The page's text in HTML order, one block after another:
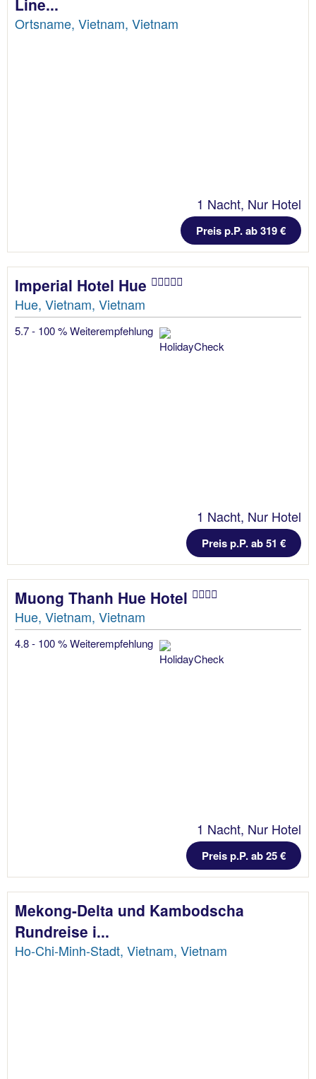
Line...
Ortsname, Vietnam, Vietnam
1 Nacht, Nur Hotel
Preis p.P. ab 319 €
Imperial Hotel Hue
Hue, Vietnam, Vietnam
5.7 - 100 % Weiterempfehlung
1 Nacht, Nur Hotel
Preis p.P. ab 51 €
Muong Thanh Hue Hotel
Hue, Vietnam, Vietnam
4.8 - 100 % Weiterempfehlung
1 Nacht, Nur Hotel
Preis p.P. ab 25 €
Mekong-Delta und Kambodscha
Rundreise i...
Ho-Chi-Minh-Stadt, Vietnam, Vietnam